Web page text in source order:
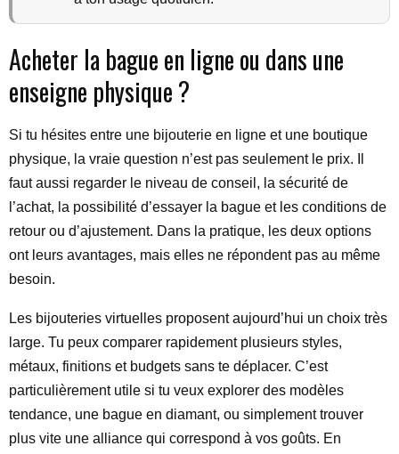
Acheter la bague en ligne ou dans une
enseigne physique ?
Si tu hésites entre une bijouterie en ligne et une boutique
physique, la vraie question n’est pas seulement le prix. Il
faut aussi regarder le niveau de conseil, la sécurité de
l’achat, la possibilité d’essayer la bague et les conditions de
retour ou d’ajustement. Dans la pratique, les deux options
ont leurs avantages, mais elles ne répondent pas au même
besoin.
Les bijouteries virtuelles proposent aujourd’hui un choix très
large. Tu peux comparer rapidement plusieurs styles,
métaux, finitions et budgets sans te déplacer. C’est
particulièrement utile si tu veux explorer des modèles
tendance, une bague en diamant, ou simplement trouver
plus vite une alliance qui correspond à vos goûts. En